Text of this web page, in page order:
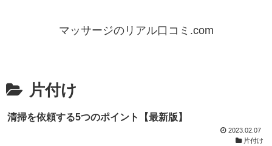
マッサージのリアル口コミ.com
片付け
清掃を依頼する5つのポイント【最新版】
2023.02.07
片付け